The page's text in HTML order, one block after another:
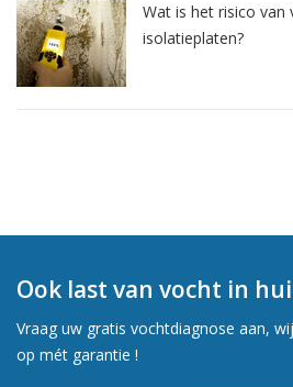
Wat is het risico van
isolatieplaten?
Ook last van vocht in
Vraag uw gratis vochtdiagnose aan,
op mét garantie !